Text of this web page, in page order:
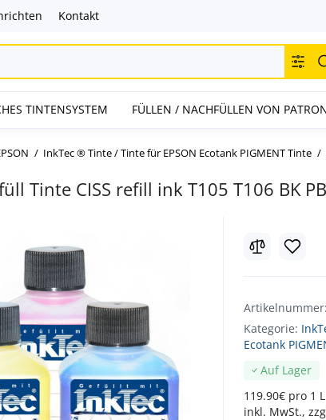
Kontakt
TINTENSYSTEM FÜLLEN / NACHFÜLLEN VON
InkTec ® Tinte / Tinte für EPSON Ecotank PIGMENT Tinte
Tinte CISS refill ink T105 T106 BK
Artikelnummer:
Kategorie:
Ecotank
Auf Lager
119.90€ pro 1 L
inkl. MwSt.,